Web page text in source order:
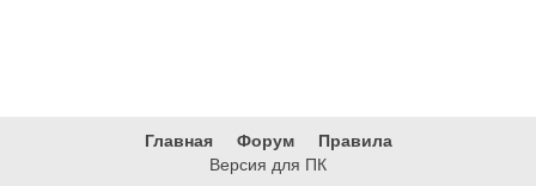
Главная Форум
Правила
Версия для ПК